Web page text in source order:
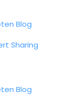
Blog
Sharing
Blog